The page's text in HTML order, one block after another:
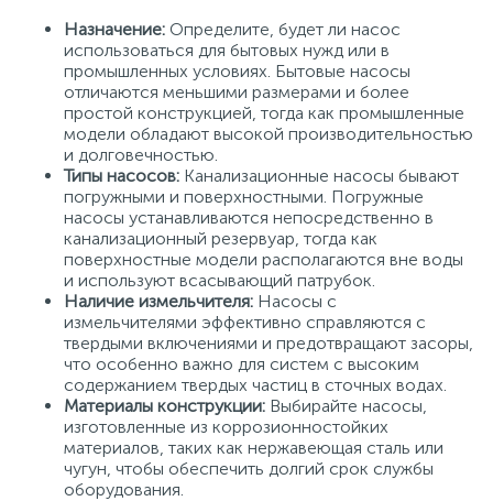
Назначение: Определите, будет ли насос
использоваться для бытовых нужд или в
промышленных условиях. Бытовые насосы
отличаются меньшими размерами и более
простой конструкцией, тогда как промышленные
модели обладают высокой производительностью
и долговечностью.
Типы насосов: Канализационные насосы бывают
погружными и поверхностными. Погружные
насосы устанавливаются непосредственно в
канализационный резервуар, тогда как
поверхностные модели располагаются вне воды
и используют всасывающий патрубок.
Наличие измельчителя: Насосы с
измельчителями эффективно справляются с
твердыми включениями и предотвращают засоры,
что особенно важно для систем с высоким
содержанием твердых частиц в сточных водах.
Материалы конструкции: Выбирайте насосы,
изготовленные из коррозионностойких
материалов, таких как нержавеющая сталь или
чугун, чтобы обеспечить долгий срок службы
оборудования.